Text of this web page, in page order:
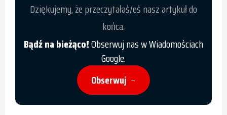
Dziękujemy, że przeczytałaś/eś nasz artykuł do
końca.
Bądź na bieżąco!Obserwuj nas w Wiadomościach
Google.
Obserwuj →